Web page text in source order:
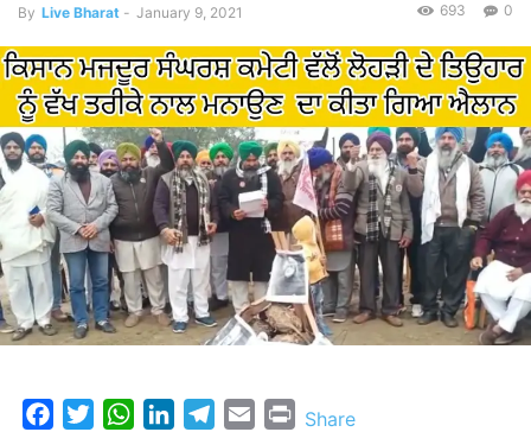
By Live Bharat - January 9, 2021 0
693
FacebookTwitterWhatsAppLinkedInTelegram
Email Print
Share